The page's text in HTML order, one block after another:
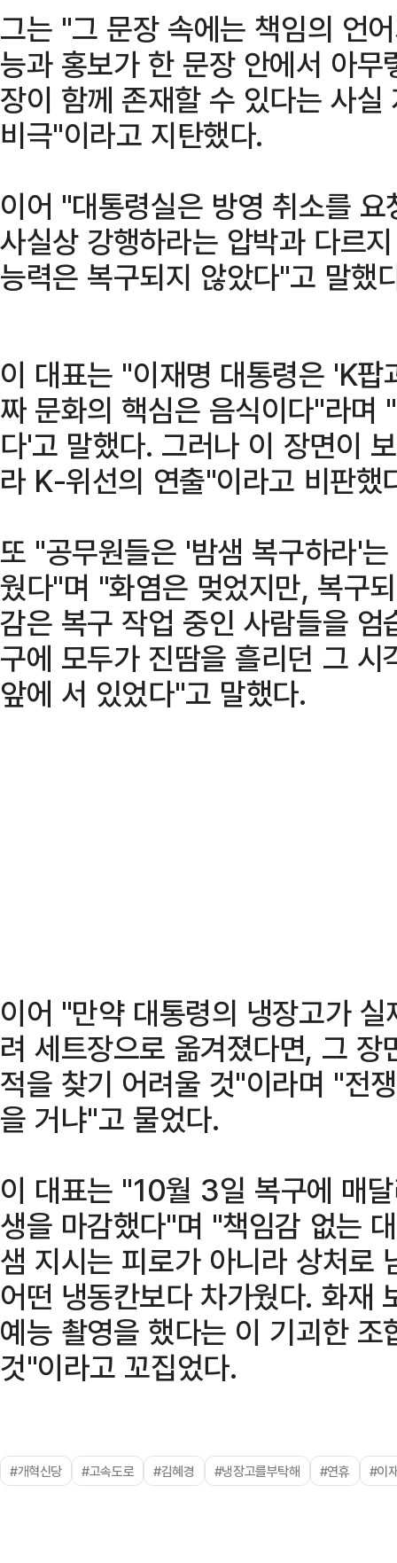
그는 "그 문장 속에는 책임의 언
능과 홍보가 한 문장 안에서 아
장이 함께 존재할 수 있다는 사
비극"이라고 지탄했다.
이어 "대통령실은 방영 취소를
사실상 강행하라는 압박과 다르
능력은 복구되지 않았다"고 말했
이 대표는 "이재명 대통령은 'K
짜 문화의 핵심은 음식이다"라
다'고 말했다. 그러나 이 장면이
라 K-위선의 연출"이라고 비판했
또 "공무원들은 '밤샘 복구하라'
웠다"며 "화염은 멎었지만, 복구
감은 복구 작업 중인 사람들을
구에 모두가 진땀을 흘리던 그
앞에 서 있었다"고 말했다.
이어 "만약 대통령의 냉장고가
려 세트장으로 옮겨졌다면, 그
적을 찾기 어려울 것"이라며 "전
을 거냐"고 물었다.
이 대표는 "10월 3일 복구에 매
생을 마감했다"며 "책임감 없는
샘 지시는 피로가 아니라 상처로
어떤 냉동칸보다 차가웠다. 화재
예능 촬영을 했다는 이 기괴한
것"이라고 꼬집었다.
#개혁신당 #고속도로 #김혜경 #냉장고를부탁해 #연휴 #이